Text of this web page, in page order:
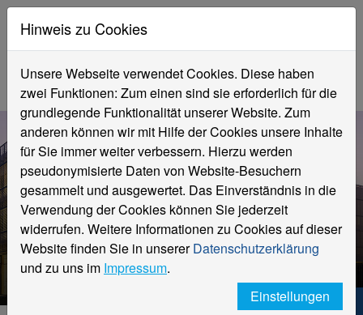
Cliffnotes #48
vom 25. November 2025
Hochschule Niederrhein. Dein Weg.
Hinweis zu Cookies
Unsere Webseite verwendet Cookies. Diese haben
zwei Funktionen: Zum einen sind sie erforderlich für die
grundlegende Funktionalität unserer Website. Zum
anderen können wir mit Hilfe der Cookies unsere Inhalte
für Sie immer weiter verbessern. Hierzu werden
pseudonymisierte Daten von Website-Besuchern
gesammelt und ausgewertet. Das Einverständnis in die
Verwendung der Cookies können Sie jederzeit
widerrufen. Weitere Informationen zu Cookies auf dieser
Website finden Sie in unsererDatenschutzerklärung
und zu uns im Impressum.
Einstellungen